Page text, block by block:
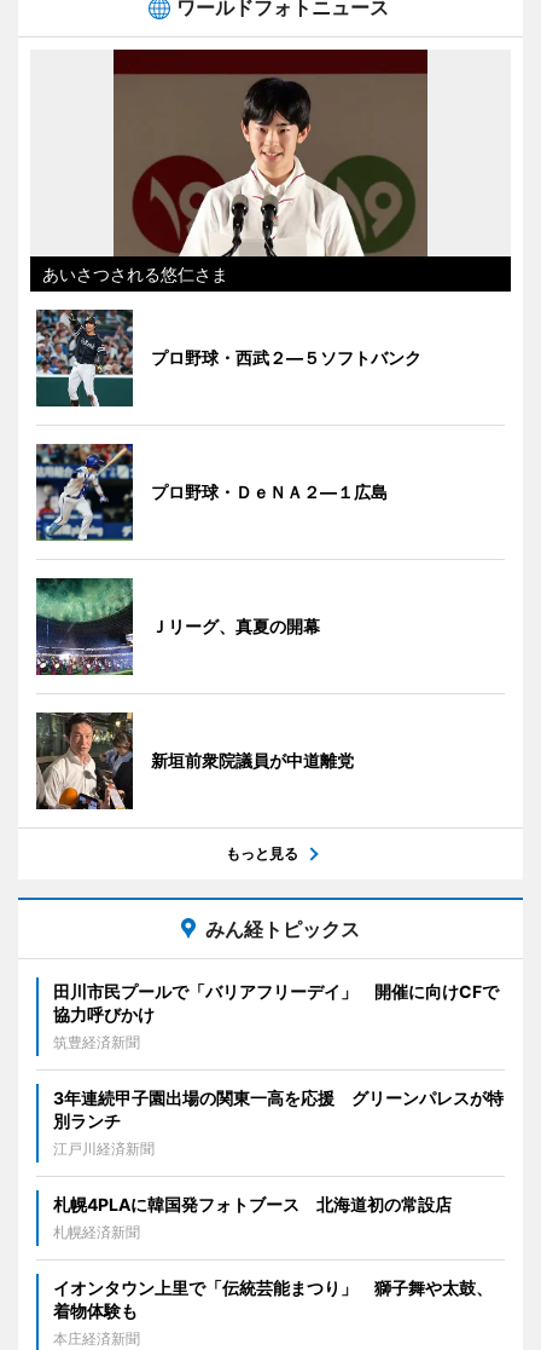
ワールドフォトニュース
あいさつされる悠仁さま
プロ野球・西武２―５ソフトバンク
プロ野球・ＤｅＮＡ２―１広島
Ｊリーグ、真夏の開幕
新垣前衆院議員が中道離党
もっと見る
みん経トピックス
田川市民プールで「バリアフリーデイ」 開催に向けCFで
協力呼びかけ
筑豊経済新聞
3年連続甲子園出場の関東一高を応援 グリーンパレスが特
別ランチ
江戸川経済新聞
札幌4PLAに韓国発フォトブース 北海道初の常設店
札幌経済新聞
イオンタウン上里で「伝統芸能まつり」 獅子舞や太鼓、
着物体験も
本庄経済新聞